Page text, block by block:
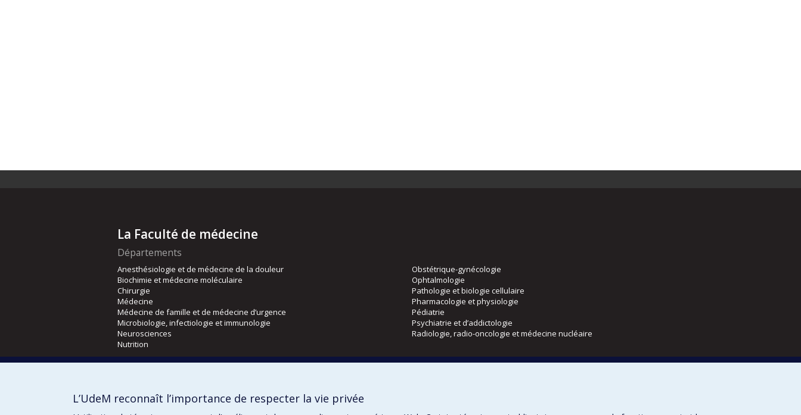
La Faculté de médecine
Départements
Anesthésiologie et de médecine de la douleur
Biochimie et médecine moléculaire
Chirurgie
Médecine
Médecine de famille et de médecine d’urgence
Microbiologie, infectiologie et immunologie
Neurosciences
Nutrition
Obstétrique-gynécologie
Ophtalmologie
Pathologie et biologie cellulaire
Pharmacologie et physiologie
Pédiatrie
Psychiatrie et d’addictologie
Radiologie, radio-oncologie et médecine nucléaire
Orthophonie et audiologie
L’UdeM reconnaît l’importance de respecter la vie privée